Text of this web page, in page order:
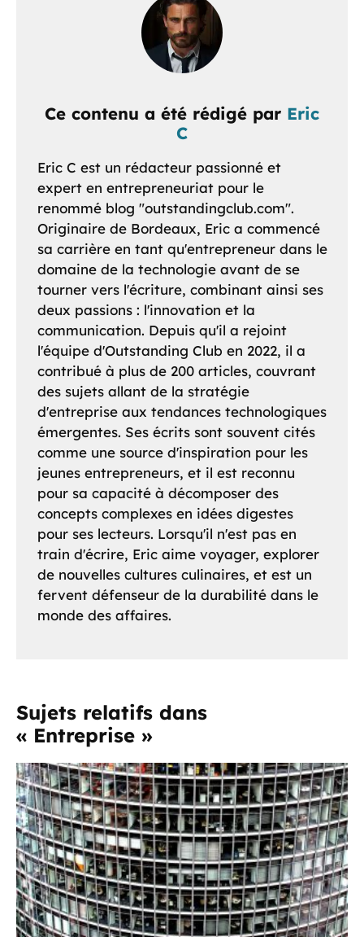
Ce contenu a été rédigé par Eric
C
Eric C est un rédacteur passionné et
expert en entrepreneuriat pour le
renommé blog "outstandingclub.com".
Originaire de Bordeaux, Eric a commencé
sa carrière en tant qu'entrepreneur dans le
domaine de la technologie avant de se
tourner vers l'écriture, combinant ainsi ses
deux passions : l'innovation et la
communication. Depuis qu'il a rejoint
l'équipe d'Outstanding Club en 2022, il a
contribué à plus de 200 articles, couvrant
des sujets allant de la stratégie
d'entreprise aux tendances technologiques
émergentes. Ses écrits sont souvent cités
comme une source d'inspiration pour les
jeunes entrepreneurs, et il est reconnu
pour sa capacité à décomposer des
concepts complexes en idées digestes
pour ses lecteurs. Lorsqu'il n'est pas en
train d'écrire, Eric aime voyager, explorer
de nouvelles cultures culinaires, et est un
fervent défenseur de la durabilité dans le
monde des affaires.
Sujets relatifs dans
« Entreprise »